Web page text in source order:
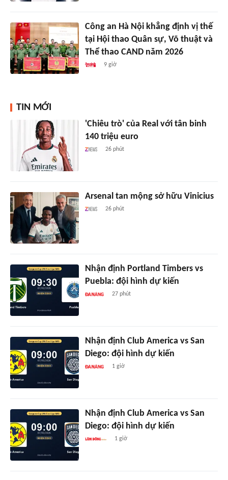
Công an Hà Nội khẳng định vị thế
tại Hội thao Quân sự, Võ thuật và
Thể thao CAND năm 2026
9 giờ
TIN MỚI
'Chiêu trò' của Real với tân binh
140 triệu euro
26 phút
Arsenal tan mộng sở hữu Vinicius
26 phút
Nhận định Portland Timbers vs
Puebla: đội hình dự kiến
27 phút
Nhận định Club America vs San
Diego: đội hình dự kiến
1 giờ
Nhận định Club America vs San
Diego: đội hình dự kiến
1 giờ